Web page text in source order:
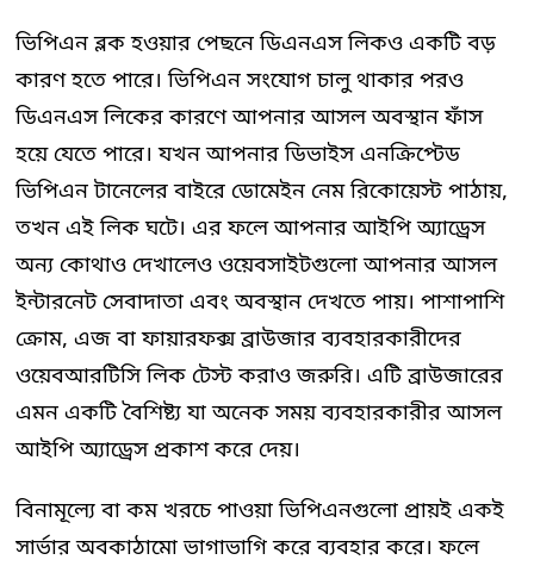
ভিপিএন ব্লক হওয়ার পেছনে ডিএনএস লিকও একটি বড়
কারণ হতে পারে। ভিপিএন সংযোগ চালু থাকার পরও
ডিএনএস লিকের কারণে আপনার আসল অবস্থান ফাঁস
হয়ে যেতে পারে। যখন আপনার ডিভাইস এনক্রিপ্টেড
ভিপিএন টানেলের বাইরে ডোমেইন নেম রিকোয়েস্ট পাঠায়,
তখন এই লিক ঘটে। এর ফলে আপনার আইপি অ্যাড্রেস
অন্য কোথাও দেখালেও ওয়েবসাইটগুলো আপনার আসল
ইন্টারনেট সেবাদাতা এবং অবস্থান দেখতে পায়। পাশাপাশি
ক্রোম, এজ বা ফায়ারফক্স ব্রাউজার ব্যবহারকারীদের
ওয়েবআরটিসি লিক টেস্ট করাও জরুরি। এটি ব্রাউজারের
এমন একটি বৈশিষ্ট্য যা অনেক সময় ব্যবহারকারীর আসল
আইপি অ্যাড্রেস প্রকাশ করে দেয়।
বিনামূল্যে বা কম খরচে পাওয়া ভিপিএনগুলো প্রায়ই একই
সার্ভার অবকাঠামো ভাগাভাগি করে ব্যবহার করে। ফলে